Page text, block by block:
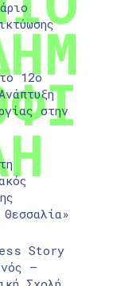
12ο
στην
Story
–